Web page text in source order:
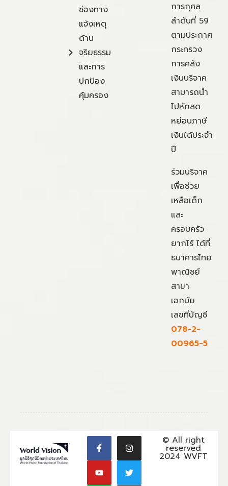
ช่องทาง
แจ้งเหตุ
ด้าน
จริยธรรม
และการ
ปกป้อง
คุ้มครอง
การกุศล
ลำดับที่ 59
ตามประกาศ
กระทรวง
การคลัง
เงินบริจาค
สามารถนำ
ไปหักลด
หย่อนภาษี
เงินได้ประจำ
ปี
ร่วมบริจาค
เพื่อช่วย
เหลือเด็ก
และ
ครอบครัว
ยากไร้ ได้ที่
ธนาคารไทย
พาณิชย์
สาขา
เอกมัย
เลขที่บัญชี
078-2-
00965-5
© All right
reserved
2024 WVFT